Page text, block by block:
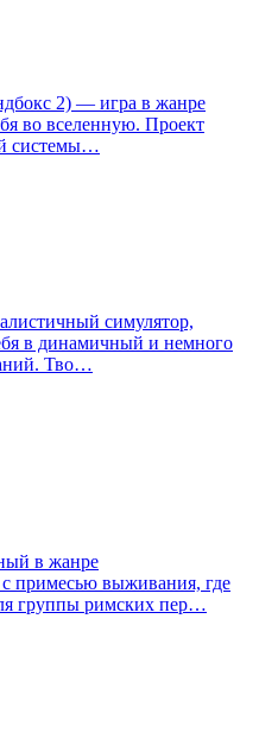
2) — игра в жанре
во вселенную. Проект
системы…
симулятор,
в динамичный и немного
Тво…
в жанре
с примесью выживания, где
группы римских пер…